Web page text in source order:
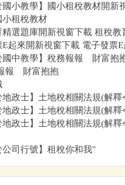
國小教學】國小租稅教材開新
小租稅教材
精選題庫開新視窗下載 租稅教
E起來開新視窗下載 電子發票E
國中教學】稅務報報 財富抱
報 財富抱抱
地政士】土地稅相關法規(解
地政士】土地稅相關法規(解
地政士】土地稅相關法規(解
公司行號】租稅你和我"